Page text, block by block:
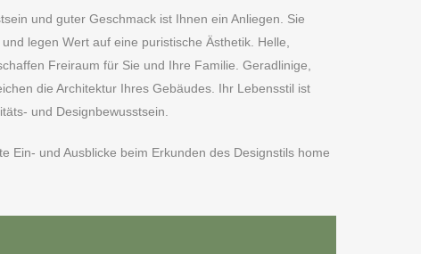
und guter Geschmack ist Ihnen ein Anliegen. Sie
legen Wert auf eine puristische Ästhetik. Helle,
Freiraum für Sie und Ihre Familie. Geradlinige,
die Architektur Ihres Gebäudes. Ihr Lebensstil ist
und Designbewusstsein.
Ein- und Ausblicke beim Erkunden des Designstils home